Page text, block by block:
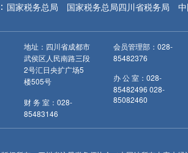
国家税务总局 国家税务总局四川省税务局
地址：四川省成都市
武侯区人民南路三段
2号汇日央扩广场5
楼505号
财 务 室：028-
85483146
会员管理部：028-
85482376
办 公 室：028-
85482496 028-
85082460